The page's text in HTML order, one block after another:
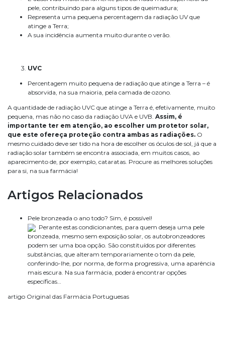
pele, contribuindo para alguns tipos de queimadura;
Representa uma pequena percentagem da radiação UV que
atinge a Terra;
A sua incidência aumenta muito durante o verão.
UVC
Percentagem muito pequena de radiação que atinge a Terra – é
absorvida, na sua maioria, pela camada de ozono.
A quantidade de radiação UVC que atinge a Terra é, efetivamente, muito
pequena, mas não no caso da radiação UVA e UVB. Assim, é
importante ter em atenção, ao escolher um protetor solar,
que este ofereça proteção contra ambas as radiações. O
mesmo cuidado deve ser tido na hora de escolher os óculos de sol, já que a
radiação solar também se encontra associada, em muitos casos, ao
aparecimento de, por exemplo, cataratas. Procure as melhores soluções
para si, na sua farmácia!
Artigos Relacionados
Pele bronzeada o ano todo? Sim, é possível!
Perante estas condicionantes, para quem deseja uma pele
bronzeada, mesmo sem exposição solar, os autobronzeadores
podem ser uma boa opção. São constituídos por diferentes
substâncias, que alteram temporariamente o tom da pele,
conferindo-lhe, por norma, de forma progressiva, uma aparência
mais escura. Na sua farmácia, poderá encontrar opções
específicas…
artigo Original das Farmácia Portuguesas